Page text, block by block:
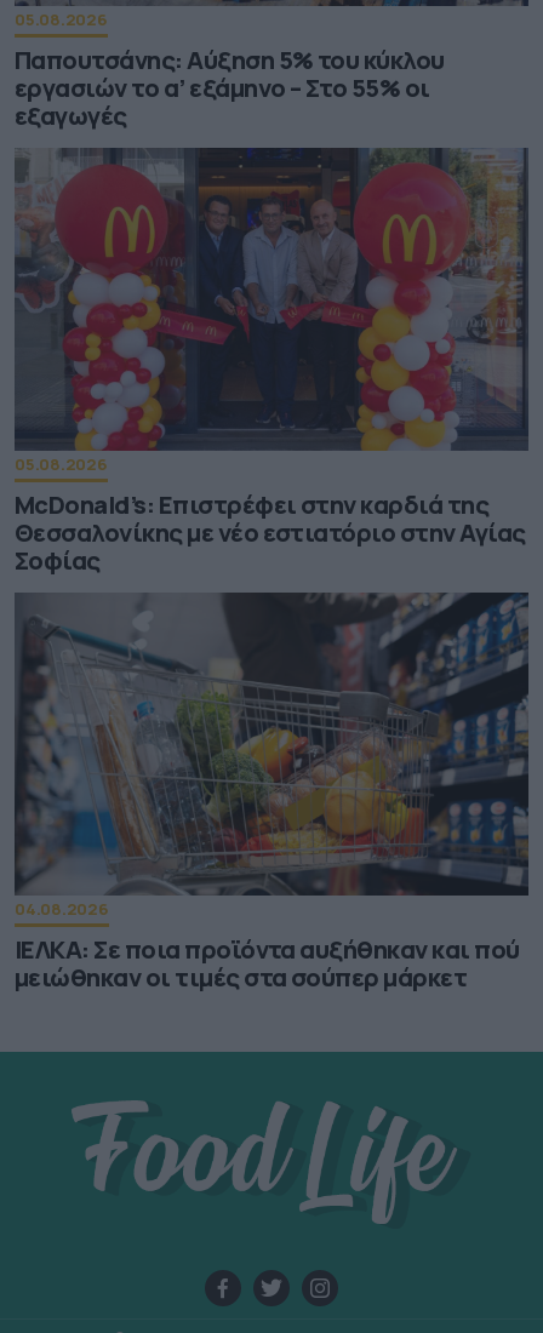
05.08.2026
Παπουτσάνης: Αύξηση 5% του κύκλου
εργασιών το α’ εξάμηνο – Στο 55% οι
εξαγωγές
05.08.2026
McDonald’s: Επιστρέφει στην καρδιά της
Θεσσαλονίκης με νέο εστιατόριο στην Αγίας
Σοφίας
04.08.2026
ΙΕΛΚΑ: Σε ποια προϊόντα αυξήθηκαν και πού
μειώθηκαν οι τιμές στα σούπερ μάρκετ